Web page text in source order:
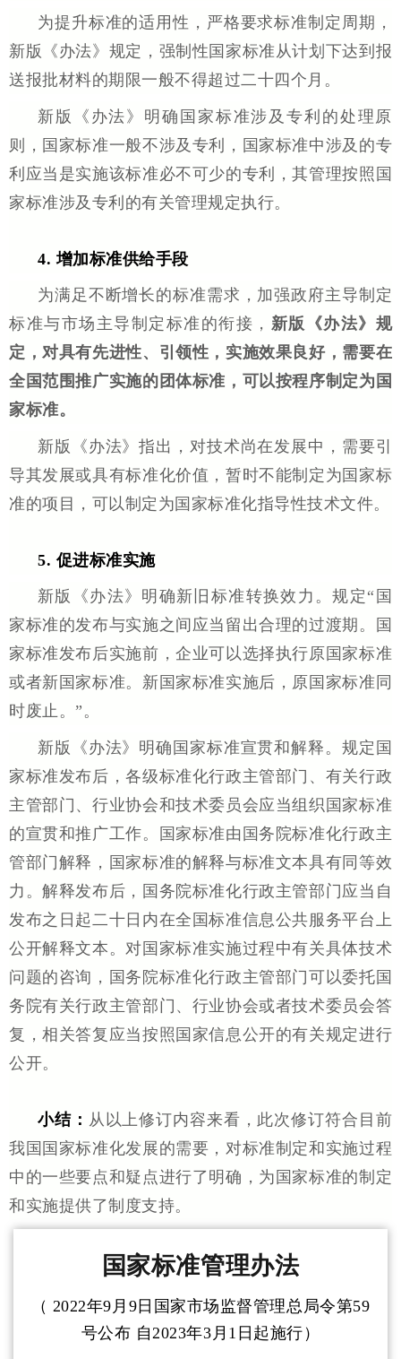
为提升标准的适用性，严格要求标准制定周期，
新版《办法》规定，强制性国家标准从计划下达到报
送报批材料的期限一般不得超过二十四个月。
新版《办法》明确国家标准涉及专利的处理原
则，国家标准一般不涉及专利，国家标准中涉及的专
利应当是实施该标准必不可少的专利，其管理按照国
家标准涉及专利的有关管理规定执行。
4. 增加标准供给手段
为满足不断增长的标准需求，加强政府主导制定
标准与市场主导制定标准的衔接， 新版《办法》规
定，对具有先进性、引领性，实施效果良好，需要在
全国范围推广实施的团体标准，可以按程序制定为国
家标准。
新版《办法》指出，对技术尚在发展中，需要引
导其发展或具有标准化价值，暂时不能制定为国家标
准的项目，可以制定为国家标准化指导性技术文件。
5. 促进标准实施
新版《办法》明确新旧标准转换效力。规定“国
家标准的发布与实施之间应当留出合理的过渡期。国
家标准发布后实施前，企业可以选择执行原国家标准
或者新国家标准。新国家标准实施后，原国家标准同
时废止。”。
新版《办法》明确国家标准宣贯和解释。规定国
家标准发布后，各级标准化行政主管部门、有关行政
主管部门、行业协会和技术委员会应当组织国家标准
的宣贯和推广工作。国家标准由国务院标准化行政主
管部门解释，国家标准的解释与标准文本具有同等效
力。解释发布后，国务院标准化行政主管部门应当自
发布之日起二十日内在全国标准信息公共服务平台上
公开解释文本。对国家标准实施过程中有关具体技术
问题的咨询，国务院标准化行政主管部门可以委托国
务院有关行政主管部门、行业协会或者技术委员会答
复，相关答复应当按照国家信息公开的有关规定进行
公开。
小结： 从以上修订内容来看，此次修订符合目前
我国国家标准化发展的需要，对标准制定和实施过程
中的一些要点和疑点进行了明确，为国家标准的制定
和实施提供了制度支持。
国家标准管理办法
（ 2022年9月9日国家市场监督管理总局令第59
号公布 自2023年3月1日起施行）